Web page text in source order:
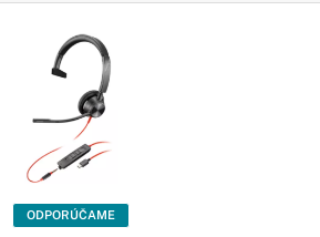
ODPORÚČAME